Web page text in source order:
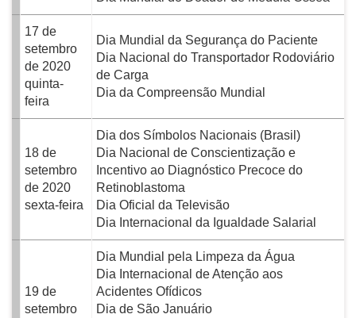
17 de
setembro
de 2020
quinta-
feira
Dia Mundial da Segurança do Paciente
Dia Nacional do Transportador Rodoviário
de Carga
Dia da Compreensão Mundial
18 de
setembro
de 2020
sexta-feira
Dia dos Símbolos Nacionais (Brasil)
Dia Nacional de Conscientização e
Incentivo ao Diagnóstico Precoce do
Retinoblastoma
Dia Oficial da Televisão
Dia Internacional da Igualdade Salarial
19 de
setembro
Dia Mundial pela Limpeza da Água
Dia Internacional de Atenção aos
Acidentes Ofídicos
Dia de São Januário